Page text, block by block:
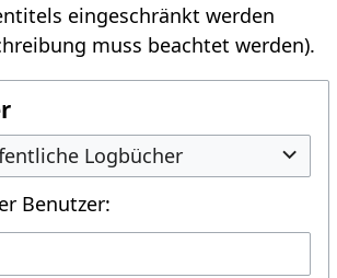
eingeschränkt werden
muss beachtet werden).
Logbücher
Benutzer: